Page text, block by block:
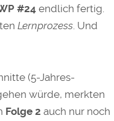
#24 endlich fertig.
Lernprozess. Und
(5-Jahres-
würde, merkten
Folge 2 auch nur noch